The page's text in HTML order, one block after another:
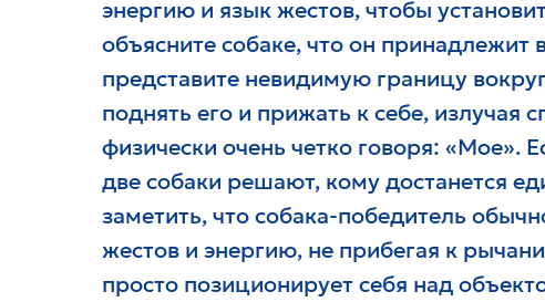
энергию и язык жестов, чтобы
объясните собаке, что он
представите невидимую границу
поднять его и прижать к себе, излучая
физически очень четко говоря: «Мое».
две собаки решают, кому достанется
заметить, что собака-победитель
жестов и энергию, не прибегая к
просто позиционирует себя над